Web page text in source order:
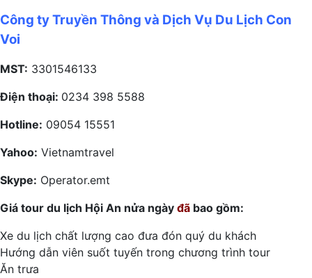
Công ty Truyền Thông và Dịch Vụ Du Lịch Con
Voi
MST: 3301546133
Điện thoại: 0234 398 5588
Hotline: 09054 15551
Yahoo: Vietnamtravel
Skype: Operator.emt
Giá tour du lịch Hội An nửa ngày đã bao gồm:
Xe du lịch chất lượng cao đưa đón quý du khách
Hướng dẫn viên suốt tuyến trong chương trình tour
Ăn trưa